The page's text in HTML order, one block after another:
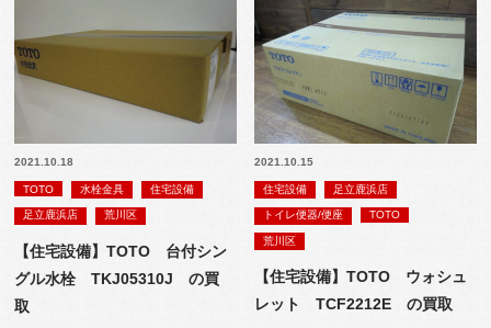
2021.10.18
TOTO 水栓金具 住宅設備
足立鹿浜店 荒川区
【住宅設備】TOTO 台付シン
グル水栓 TKJ05310J の買
取
2021.10.15
住宅設備 足立鹿浜店
トイレ便器/便座 TOTO
荒川区
【住宅設備】TOTO ウォシュ
レット TCF2212E の買取